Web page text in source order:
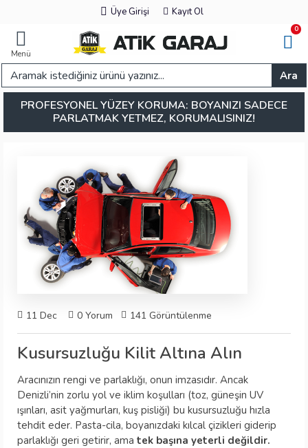
Üye Girişi Kayıt Ol
Menü
0
Ara
PROFESYONEL YÜZEY KORUMA: BOYANIZI SADECE
PARLATMAK YETMEZ, KORUMALISINIZ!
11 Dec 0 Yorum 141 Görüntülenme
Kusursuzluğu Kilit Altına Alın
Aracınızın rengi ve parlaklığı, onun imzasıdır. Ancak
Denizli’nin zorlu yol ve iklim koşulları (toz, güneşin UV
ışınları, asit yağmurları, kuş pisliği) bu kusursuzluğu hızla
tehdit eder. Pasta-cila, boyanızdaki kılcal çizikleri giderip
parlaklığı geri getirir, ama tek başına yeterli değildir.